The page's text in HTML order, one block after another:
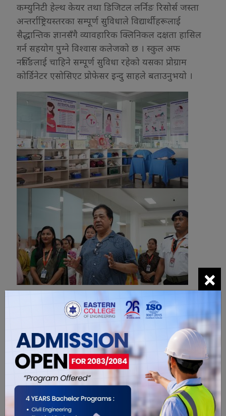
कम्युनिटी हेल्थ केयर तथा डिजिटल लर्निङ रिसोर्स जस्ता
अन्तर्राष्ट्रियस्तरका सम्पूर्ण सुविधाले विद्यार्थीहरूलाई
सैद्धान्तिक ज्ञानसँगै व्यावहारिक क्लिनिकल दक्षता हासिल
गर्न सहयोग पुग्ने विश्वास कलेजको छ । स्कुल अफ
नर्सिङलाई चाहिने सम्पूर्ण सुविधा रहेको यसका प्रोग्राम
कोर्डिनेटर एसोसिएट प्रोफेसर इन्दु साहले बताउनुभयो ।
कलेजका अनुसार नयाँ प्रणालीले विद्यार्थीहरूमा आवश्यक
सीप, आत्मविश्वास र व्यावसायिक क्षमता विकास गर्न मद्दत
पुर्‍याउनेछ । यसबाट भविष्यका नर्सिङ जनशक्ति थप दक्ष,
सक्षम र अन्तर्राष्ट्रिय प्रतिस्पर्धाका लागि तयार हुने तथा
हस्पिटलको सेवा गुणस्तरसमेत थप अभिवृद्धि हुने अपेक्षा
गरिएको छ ।
आगामी दिनमा स्कुल अफ नर्सिङलाई थप प्रविधिमैत्री,
अनुसन्धानमुखी, उन्नत, विस्तृत र अन्तर्राष्ट्रियस्तरको शिक्षण
×